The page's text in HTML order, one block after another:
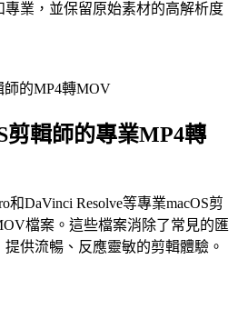
專業，並保留原始素材的高解析度
剪輯師的專業MP4轉
和DaVinci Resolve等專業macOS剪
檔案。這些檔案消除了常見的匯
提供流暢、反應靈敏的剪輯體驗。